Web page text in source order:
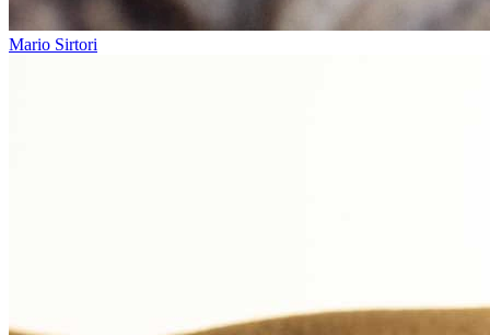
Mario Sirtori